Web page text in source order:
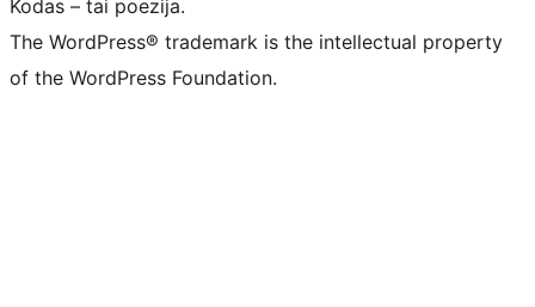
Kodas – tai poezija.
The WordPress® trademark is the intellectual property
of the WordPress Foundation.